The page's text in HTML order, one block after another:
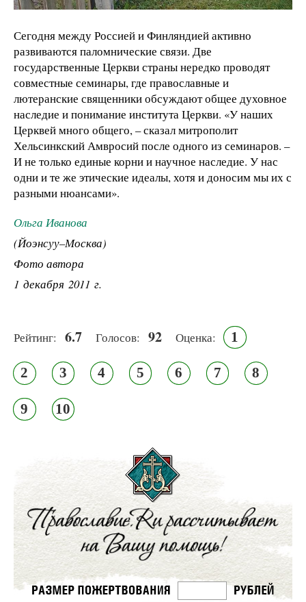
Сегодня между Россией и Финляндией активно
развиваются паломнические связи. Две
государственные Церкви страны нередко проводят
совместные семинары, где православные и
лютеранские священники обсуждают общее духовное
наследие и понимание института Церкви. «У наших
Церквей много общего, – сказал митрополит
Хельсинкский Амвросий после одного из семинаров. –
И не только единые корни и научное наследие. У нас
одни и те же этические идеалы, хотя и доносим мы их с
разными нюансами».
Ольга Иванова
(Йоэнсуу–Москва)
Фото автора
1 декабря 2011 г.
Рейтинг: 6.7 Голосов: 92 Оценка: 1
2 3 4 5 6 7 8
9 10